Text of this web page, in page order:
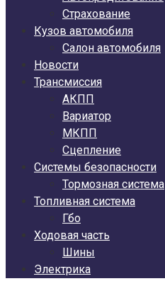
Страхование
Кузов автомобиля
Салон автомобиля
Новости
Трансмиссия
АКПП
Вариатор
МКПП
Сцепление
Системы безопасности
Тормозная система
Топливная система
Гбо
Ходовая часть
Шины
Электрика